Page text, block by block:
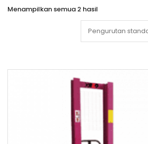
Menampilkan semua 2 hasil